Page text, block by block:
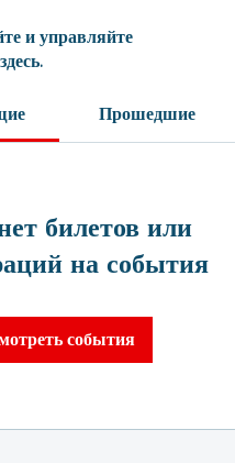
и управляйте
Прошедшие
билетов или
на события
события